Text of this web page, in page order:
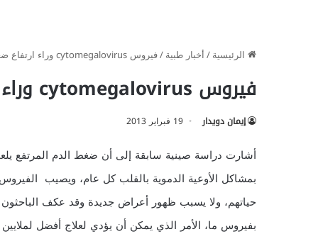
الرئيسية/أخبار طبية/فيروس cytomegalovirus وراء ارتفاع ضغط الدم
فيروس cytomegalovirus وراء ارتفاع ضغط الدم
إيمان دويدار 19 فبراير 2013
حياتهم، ولا يسبب ظهور أعراض جديدة وقد عكف
بفيروس ما، الأمر الذي يمكن أن يؤدي لعلاج أفضل